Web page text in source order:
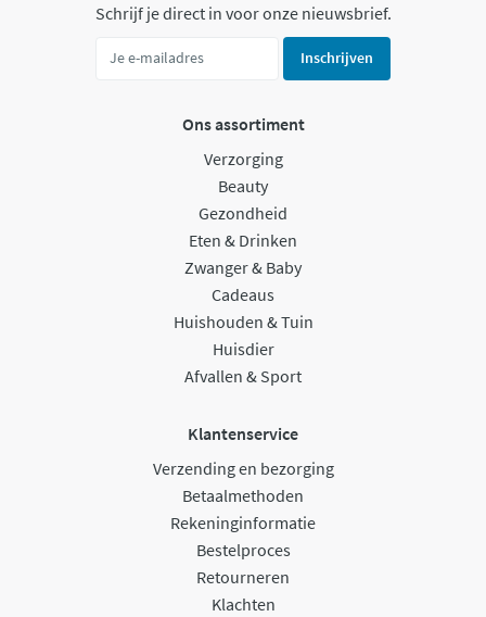
Schrijf je direct in voor onze nieuwsbrief.
Inschrijven
Ons assortiment
Verzorging
Beauty
Gezondheid
Eten & Drinken
Zwanger & Baby
Cadeaus
Huishouden & Tuin
Huisdier
Afvallen & Sport
Klantenservice
Verzending en bezorging
Betaalmethoden
Rekeninginformatie
Bestelproces
Retourneren
Klachten